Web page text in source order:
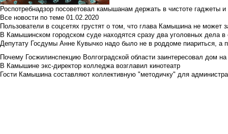
Роспотребнадзор посоветовал камышанам держать в чистоте гаджеты
Все новости по теме 01.02.2020
Пользователи в соцсетях грустят о том, что глава Камышина не может
В Камышинском городском суде находятся сразу два уголовных дела
Депутату Госдумы Анне Кувычко надо было не в роддоме пиариться, а
Почему Госжилинспекцию Волгоградской области заинтересовал дом
В Камышине экс-директор колледжа возглавил кинотеатр
Гости Камышина составляют коллективную "методичку" для